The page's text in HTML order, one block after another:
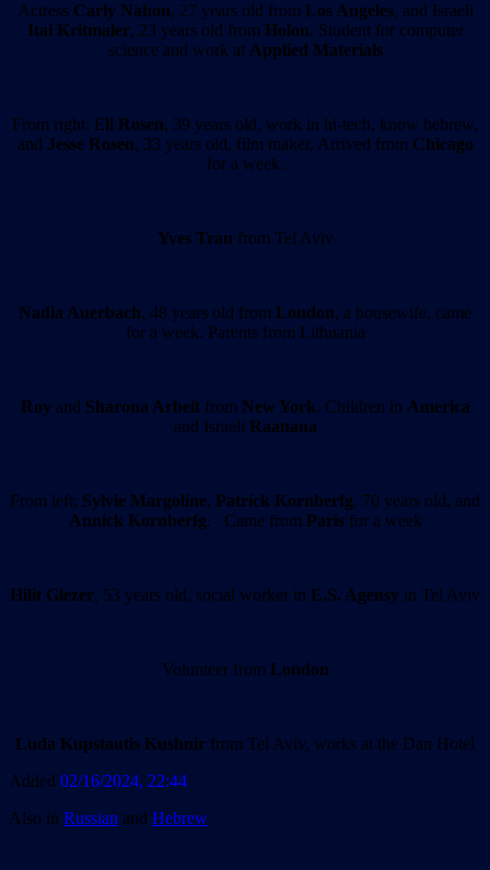
Actress Carly Nahon, 27 years old from Los Angeles, and Israeli
Itai Kritmaler, 23 years old from Holon. Student for computer
science and work at Applied Materials
From right: Eli Rosen, 39 years old, work in hi-tech, know hebrew,
and Jesse Rosen, 33 years old, film maker. Arrived from Chicago
for a week.
Yves Trau from Tel Aviv
Nadia Auerbach, 48 years old from London, a housewife, came
for a week. Parents from Lithuania
Royand Sharona Arbeitfrom New York. Children in America
and Israeli Raanana
From left: Sylvie Margoline, Patrick Kornberfg, 70 years old, and
Annick Kornberfg. Сame from Parisfor a week
Hilit Glezer, 53 years old, social worker in E.S. Agensy in Tel Aviv
Volunteer from London
Luda Kupstautis Kushnir from Tel Aviv, works at the Dan Hotel
Added 02/16/2024, 22:44
Also in Russian and Hebrew